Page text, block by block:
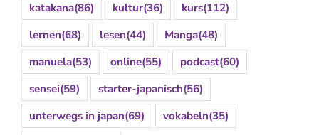
katakana(86) kultur(36) kurs(112)
lernen(68) lesen(44) Manga(48)
manuela(53) online(55) podcast(60)
sensei(59) starter-japanisch(56)
unterwegs in japan(69) vokabeln(35)